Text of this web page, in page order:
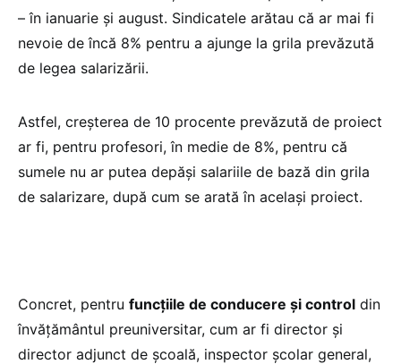
– în ianuarie și august. Sindicatele arătau că ar mai fi
nevoie de încă 8% pentru a ajunge la grila prevăzută
de legea salarizării.
Astfel, creșterea de 10 procente prevăzută de proiect
ar fi, pentru profesori, în medie de 8%, pentru că
sumele nu ar putea depăși salariile de bază din grila
de salarizare, după cum se arată în același proiect.
Concret, pentru funcțiile de conducere şi control din
învățământul preuniversitar, cum ar fi director și
director adjunct de școală, inspector școlar general,